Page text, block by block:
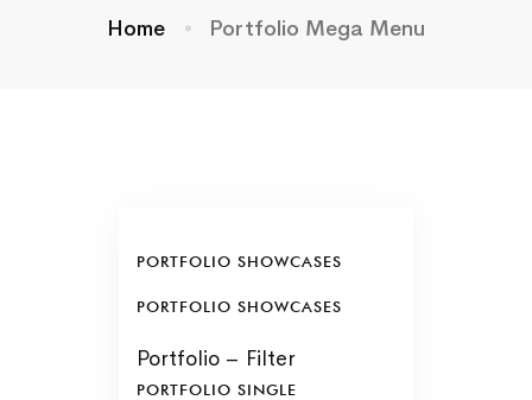
Home Portfolio Mega Menu
PORTFOLIO SHOWCASES
PORTFOLIO SHOWCASES
Portfolio – Filter
PORTFOLIO SINGLE